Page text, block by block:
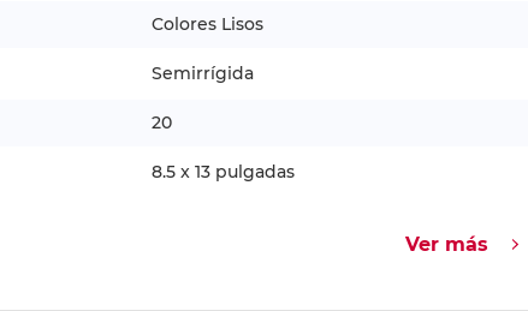
Colores Lisos
Semirrígida
20
8.5 x 13 pulgadas
Ver más